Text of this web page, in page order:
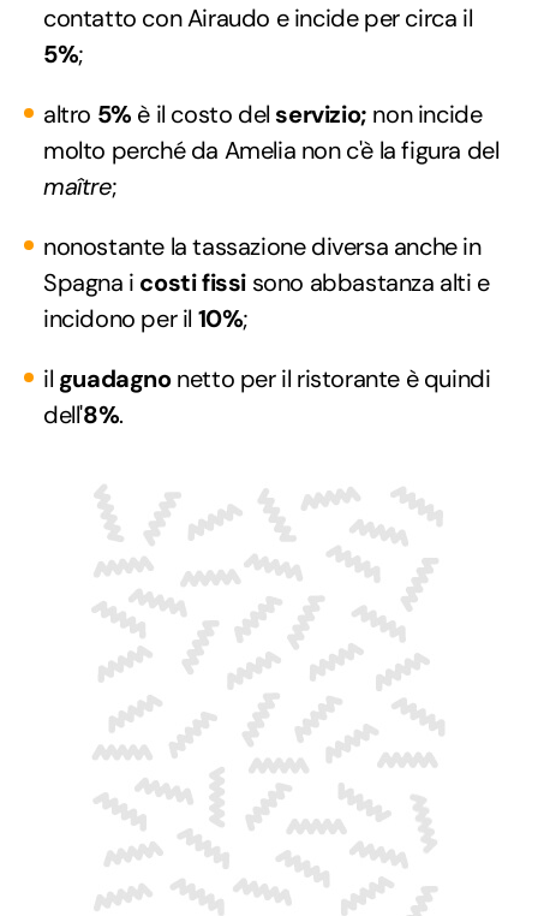
contatto con Airaudo e incide per circa il
5%;
altro 5% è il costo del servizio; non incide
molto perché da Amelia non c'è la figura del
maître;
nonostante la tassazione diversa anche in
Spagna i costi fissi sono abbastanza alti e
incidono per il 10%;
il guadagnonetto per il ristorante è quindi
dell'8%.